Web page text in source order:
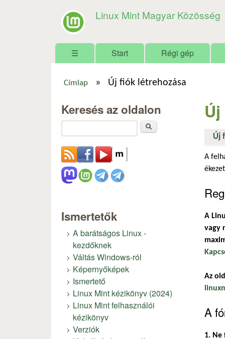
Linux Mint Magyar Közösség
Főmenü
☰ Start Régi gép
Címlap » Új fiók létrehozása
Új
A
A
vagy
Az
A
1. Ne
Keresés az oldalon
Ismertetők
A barátságos Linux -
kezdőknek
Váltás Windows-ról
Képernyőképek
Ismertető
Linux Mint kézikönyv (2024)
Linux Mint felhasználói
kézikönyv
Verziók